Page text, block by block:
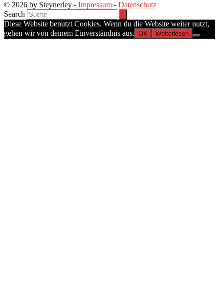
© 2026 by Steynerley - Impressum - Datenschutz
Search
Diese Website benutzt Cookies. Wenn du die Website weiter nutzt,
gehen wir von deinem Einverständnis aus. OK Weiterlesen